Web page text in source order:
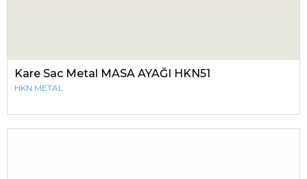
Kare Sac Metal MASA AYAĞI HKN51
HKN METAL